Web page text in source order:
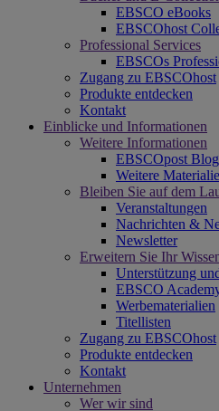
EBSCO eBooks
EBSCOhost
Professional Services
EBSCOs
Zugang zu EBSCOhost
Produkte entdecken
Kontakt
Einblicke und Informationen
Weitere Informationen
EBSCOpost Blog
Weitere
Bleiben Sie auf dem
Veranstaltungen
Nachrichten &
Newsletter
Erweitern Sie Ihr
Unterstützung
EBSCO
Werbematerialien
Titellisten
Zugang zu EBSCOhost
Produkte entdecken
Kontakt
Unternehmen
Wer wir sind